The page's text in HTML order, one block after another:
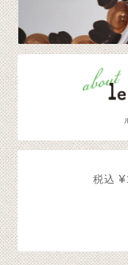
税込